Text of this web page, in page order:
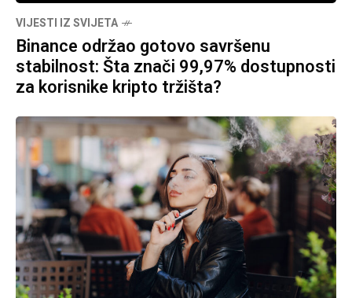
VIJESTI IZ SVIJETA
Binance održao gotovo savršenu
stabilnost: Šta znači 99,97% dostupnosti
za korisnike kripto tržišta?